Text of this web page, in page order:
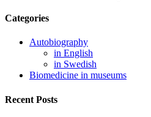
Categories
Autobiography
in English
in Swedish
Biomedicine in museums
Recent Posts